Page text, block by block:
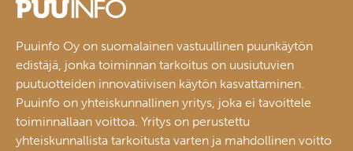
Puuinfo Oy on suomalainen vastuullinen puunkäytön
edistäjä, jonka toiminnan tarkoitus on uusiutuvien
puutuotteiden innovatiivisen käytön kasvattaminen.
Puuinfo on yhteiskunnallinen yritys, joka ei tavoittele
toiminnallaan voittoa. Yritys on perustettu
yhteiskunnallista tarkoitusta varten ja mahdollinen voitto